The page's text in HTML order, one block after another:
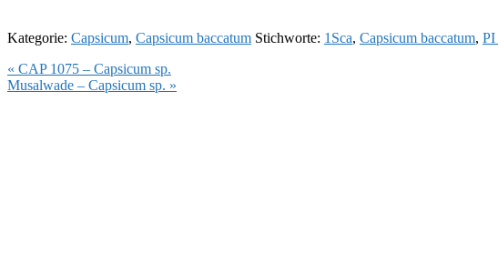
Kategorie: Capsicum, Capsicum baccatum Stichworte: 1Sca, Capsicum baccatum, PI
Vorheriger
Beitrag:
« CAP 1075 – Capsicum sp.
Nächster
Musalwade – Capsicum sp. »